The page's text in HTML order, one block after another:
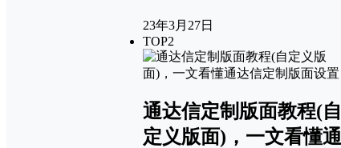
23年3月27日
TOP2
通达信定制版面教程(自
定义版面)，一文看懂通